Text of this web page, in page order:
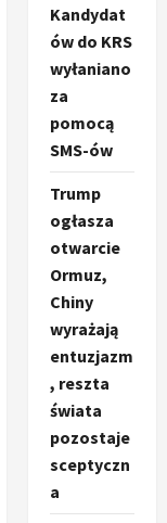
Kandydat
ów do KRS
wyłaniano
za
pomocą
SMS-ów
Trump
ogłasza
otwarcie
Ormuz,
Chiny
wyrażają
entuzjazm
, reszta
świata
pozostaje
sceptyczn
a